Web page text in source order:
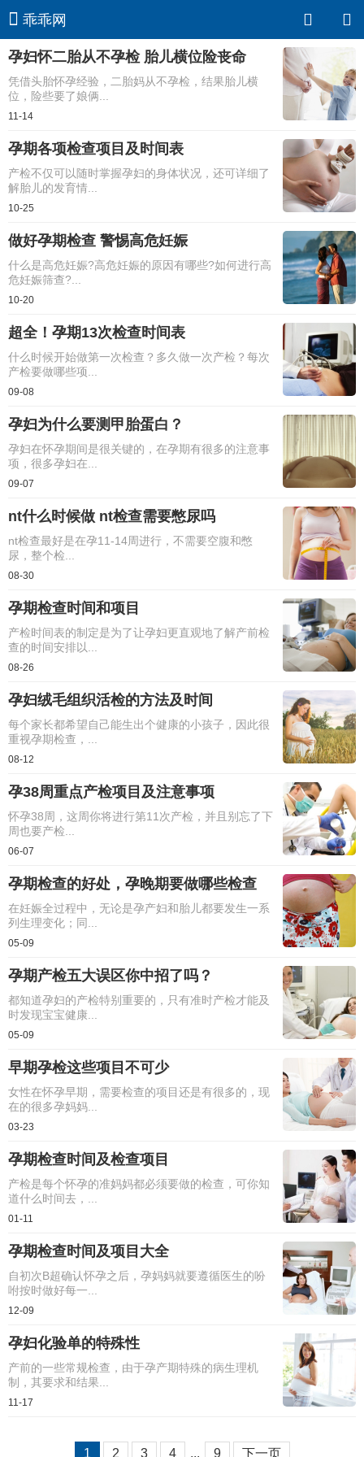
乖乖网
孕妇怀二胎从不孕检 胎儿横位险丧命
凭借头胎怀孕经验，二胎妈从不孕检，结果胎儿横
位，险些要了娘俩...
11-14
孕期各项检查项目及时间表
产检不仅可以随时掌握孕妇的身体状况，还可详细了
解胎儿的发育情...
10-25
做好孕期检查 警惕高危妊娠
什么是高危妊娠?高危妊娠的原因有哪些?如何进行高
危妊娠筛查?...
10-20
超全！孕期13次检查时间表
什么时候开始做第一次检查？多久做一次产检？每次
产检要做哪些项...
09-08
孕妇为什么要测甲胎蛋白？
孕妇在怀孕期间是很关键的，在孕期有很多的注意事
项，很多孕妇在...
09-07
nt什么时候做 nt检查需要憋尿吗
nt检查最好是在孕11-14周进行，不需要空腹和憋
尿，整个检...
08-30
孕期检查时间和项目
产检时间表的制定是为了让孕妇更直观地了解产前检
查的时间安排以...
08-26
孕妇绒毛组织活检的方法及时间
每个家长都希望自己能生出个健康的小孩子，因此很
重视孕期检查，...
08-12
孕38周重点产检项目及注意事项
怀孕38周，这周你将进行第11次产检，并且别忘了下
周也要产检...
06-07
孕期检查的好处​，孕晚期要做哪些检查
在妊娠全过程中，无论是孕产妇和胎儿都要发生一系
列生理变化；同...
05-09
孕期产检五大误区你中招了吗？
都知道孕妇的产检特别重要的，只有准时产检才能及
时发现宝宝健康...
05-09
早期孕检这些项目不可少
女性在怀孕早期，需要检查的项目还是有很多的，现
在的很多孕妈妈...
03-23
孕期检查时间及检查项目
产检是每个怀孕的准妈妈都必须要做的检查，可你知
道什么时间去，...
01-11
孕期检查时间及项目大全
自初次B超确认怀孕之后，孕妈妈就要遵循医生的吩
咐按时做好每一...
12-09
孕妇化验单的特殊性
产前的一些常规检查，由于孕产期特殊的病生理机
制，其要求和结果...
11-17
1 2 3 4 ... 9 下一页